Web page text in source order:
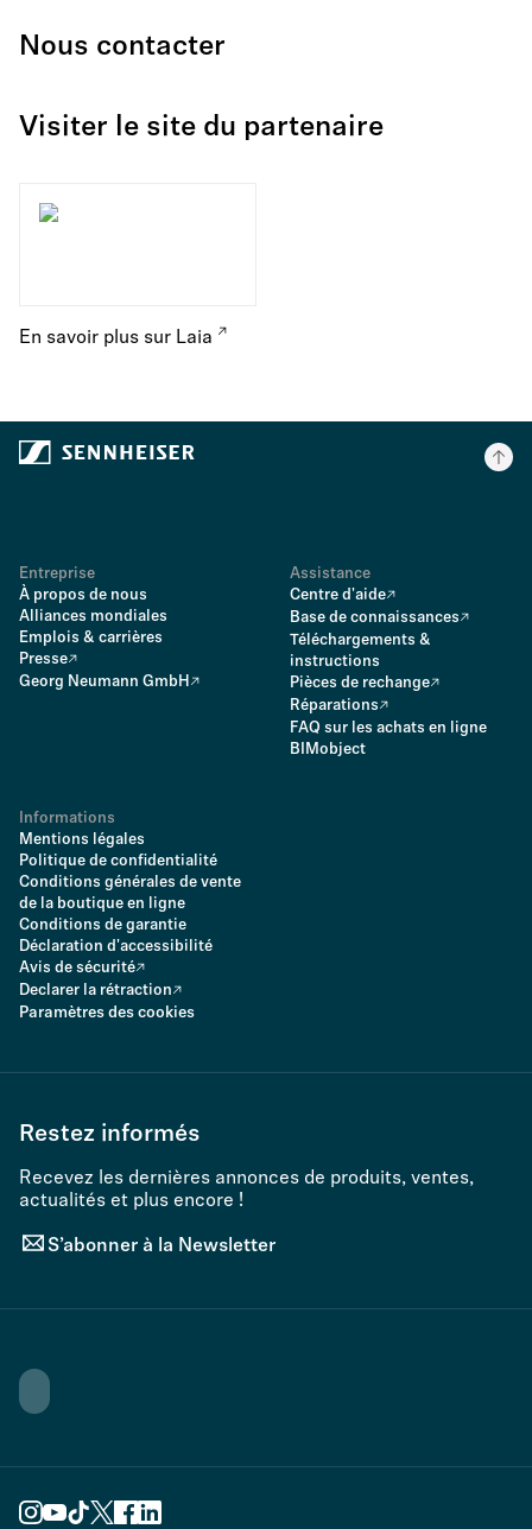
Nous contacter
Visiter le site du partenaire
En savoir plus sur Laia
Entreprise
À propos de nous
Alliances mondiales
Emplois & carrières
Presse
Georg Neumann GmbH
Assistance
Centre d'aide
Base de connaissances
Téléchargements &
instructions
Pièces de rechange
Réparations
FAQ sur les achats en ligne
BIMobject
Informations
Mentions légales
Politique de confidentialité
Conditions générales de vente
de la boutique en ligne
Conditions de garantie
Déclaration d'accessibilité
Avis de sécurité
Declarer la rétraction
Paramètres des cookies
Restez informés
Recevez les dernières annonces de produits, ventes,
actualités et plus encore !
S’abonner à la Newsletter